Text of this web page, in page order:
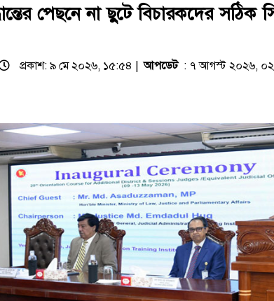
পেছনে না ছুটে বিচারকদের সঠিক
প্রকাশ: ৯ মে ২০২৬, ১৫:৫৪ |আপডেট: ৭ আগস্ট ২০২৬,